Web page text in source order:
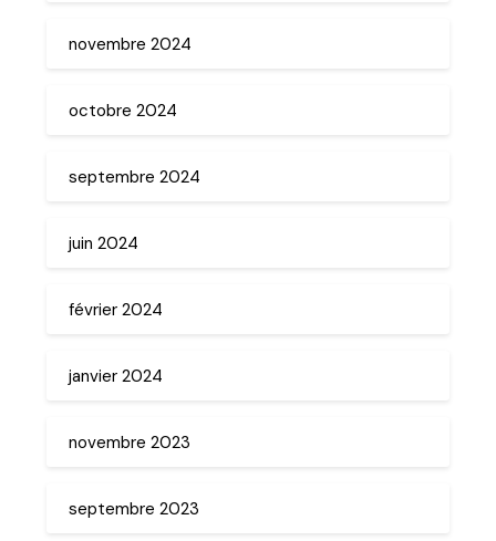
novembre 2024
octobre 2024
septembre 2024
juin 2024
février 2024
janvier 2024
novembre 2023
septembre 2023